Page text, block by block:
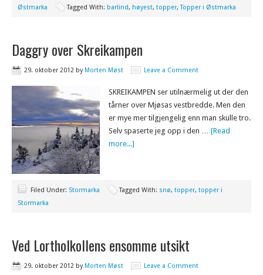
Østmarka
Tagged With: barlind, høyest, topper,Topper i Østmarka
Daggry over Skreikampen
29. oktober 2012 byMorten Møst Leave a Comment
SKREIKAMPEN ser utilnærmelig ut der den
tårner over Mjøsas vestbredde. Men den
er mye mer tilgjengelig enn man skulle tro.
Selv spaserte jeg opp i den … [Read
more...]
Filed Under: Stormarka Tagged With: snø, topper, topper i
Stormarka
Ved Lortholkollens ensomme utsikt
29. oktober 2012 byMorten Møst Leave a Comment